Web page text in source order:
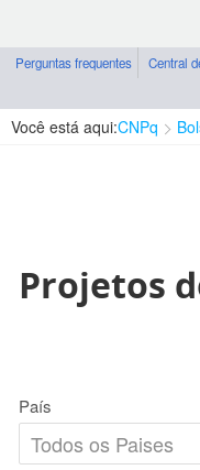
Perguntas frequentes Central
Você está aqui:CNPq
Projetos
País